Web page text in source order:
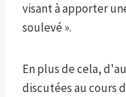
visant à apporter
soulevé ».
En plus de cela,
discutées au cours